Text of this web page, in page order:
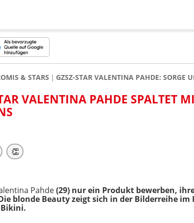
& STARS GZSZ-STAR VALENTINA PAHDE: SORGE
VALENTINA PAHDE SPALTET
👏
Pahde(29) nur ein Produkt bewerben,
blonde Beauty zeigt sich in der Bilderreihe